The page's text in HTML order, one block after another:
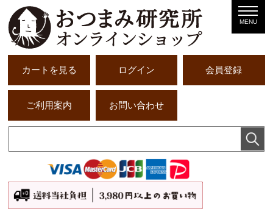
MENU
カートを見る ログイン 会員登録
ご利用案内 お問い合わせ